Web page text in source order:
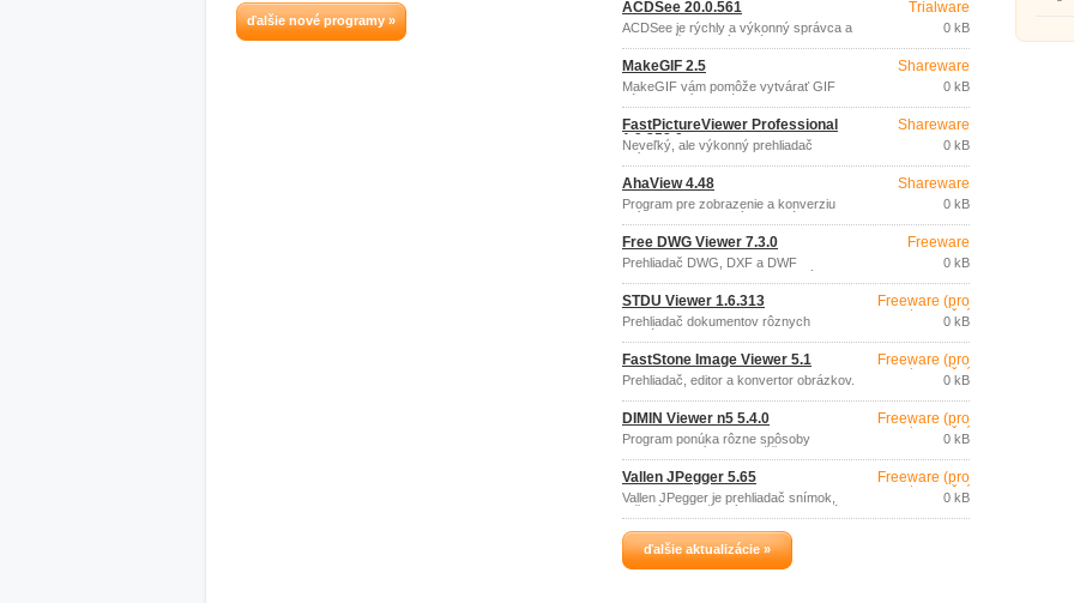
ďalšie nové programy »
a náročnejších užívateľov od českej
spoločnosti Zoner. S týmto programom
môžete fotky nie len upravovať, ale
získate aj editáciu, správu a možnosť
zdieľať fotografie.
ACDSee 20.0.561
ACDSee je rýchly a výkonný správca a
prehliadač grafických súborov.
Trialware
0 kB
MakeGIF 2.5
MakeGIF vám pomôže vytvárať GIF
súbory z príkazového riadka v
dávkovom režime zo snímok formátu
BMP, JPEG (JPG), GIF, ICO, PSD,
PNG, TGA, PCX, WMF, EMF.
Shareware
0 kB
FastPictureViewer Professional
1.9.358.0
Neveľký, ale výkonný prehliadač
snímok.
Shareware
0 kB
AhaView 4.48
Program pre zobrazenie a konverziu
snímok radu grafických formátov (JPEG,
GIF, PNG, BMP, ICO, CUR, ANI, WBMP,
XPM, XBM, TGA).
Shareware
0 kB
Free DWG Viewer 7.3.0
Prehliadač DWG, DXF a DWF
dokumentov spolu so sprievodnými Xref
súbormi.
Freeware
0 kB
STDU Viewer 1.6.313
Prehliadač dokumentov rôznych
formátov.
Freeware (pro
nekomerční
účely)
0 kB
FastStone Image Viewer 5.1
Prehliadač, editor a konvertor obrázkov.
Freeware (pro
nekomerční
účely)
0 kB
DIMIN Viewer n5 5.4.0
Program ponúka rôzne spôsoby
prezerania snímok, umožňuje tvorbu
prezentácií, úpravu veľkosti, rotáciu,
aplikáciu rôznych grafických filtrov a
efektov, tlač, podporuje dávkovú úpravu
veľkosti a farebnej hĺbky a pod.
Freeware (pro
nekomerční
účely)
0 kB
Vallen JPegger 5.65
Vallen JPegger je prehliadač snímok,
určený predovšetkým na jednoduché
prechádzanie a vyhľadávanie v zložkách
s veľkým množstvom grafických
súborov.
Freeware (pro
nekomerční
účely)
0 kB
ďalšie aktualizácie »